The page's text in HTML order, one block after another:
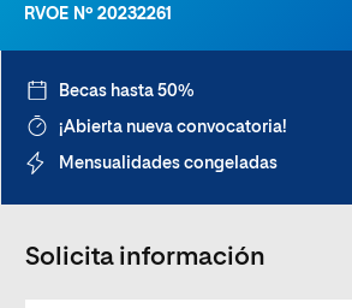
RVOE Nº 20232261
Becas hasta 50%
¡Abierta nueva convocatoria!
Mensualidades congeladas
Solicita información